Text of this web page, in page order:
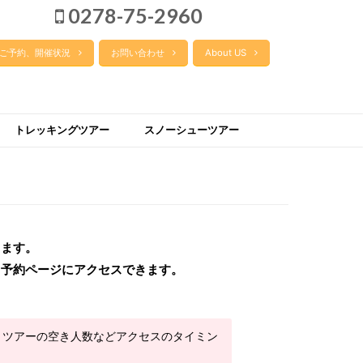
0278-75-2960
ご予約、開催状況 お問い合わせ About US
トレッキングツアー スノーシューツアー
す。
約ページにアクセスできます。
アーの空き人数などアクセスのタイミン